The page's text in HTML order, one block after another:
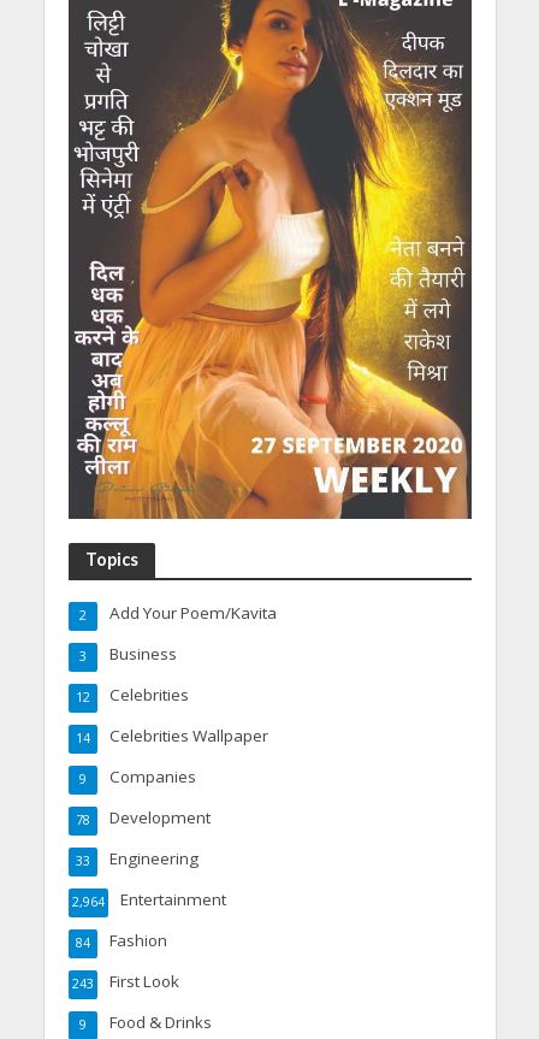
Topics
Add Your Poem/Kavita
2
Business
3
Celebrities
12
Celebrities Wallpaper
14
Companies
9
Development
78
Engineering
33
Entertainment
2,964
Fashion
84
First Look
243
Food & Drinks
9